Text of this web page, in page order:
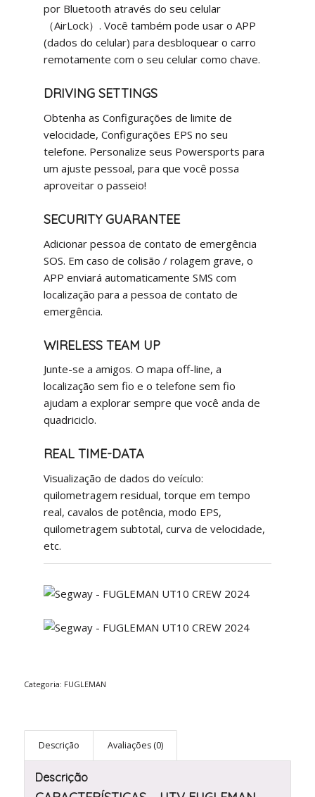
por Bluetooth através do seu celular
（AirLock）. Você também pode usar o APP
(dados do celular) para desbloquear o carro
remotamente com o seu celular como chave.
DRIVING SETTINGS
Obtenha as Configurações de limite de
velocidade, Configurações EPS no seu
telefone. Personalize seus Powersports para
um ajuste pessoal, para que você possa
aproveitar o passeio!
SECURITY GUARANTEE
Adicionar pessoa de contato de emergência
SOS. Em caso de colisão / rolagem grave, o
APP enviará automaticamente SMS com
localização para a pessoa de contato de
emergência.
WIRELESS TEAM UP
Junte-se a amigos. O mapa off-line, a
localização sem fio e o telefone sem fio
ajudam a explorar sempre que você anda de
quadriciclo.
REAL TIME-DATA
Visualização de dados do veículo:
quilometragem residual, torque em tempo
real, cavalos de potência, modo EPS,
quilometragem subtotal, curva de velocidade,
etc.
Categoria: FUGLEMAN
Descrição Avaliações (0)
Descrição